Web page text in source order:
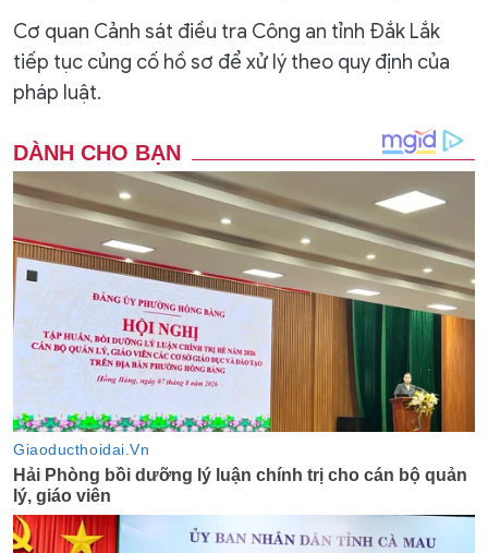
Cơ quan Cảnh sát điều tra Công an tỉnh Đắk Lắk
tiếp tục củng cố hồ sơ để xử lý theo quy định của
pháp luật.